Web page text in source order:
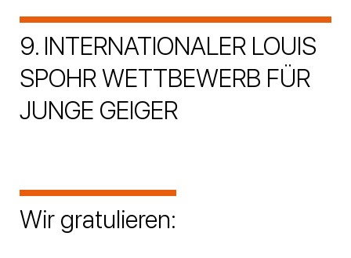
9. INTERNATIONALER LOUIS
SPOHR WETTBEWERB FÜR
JUNGE GEIGER
Wir gratulieren: